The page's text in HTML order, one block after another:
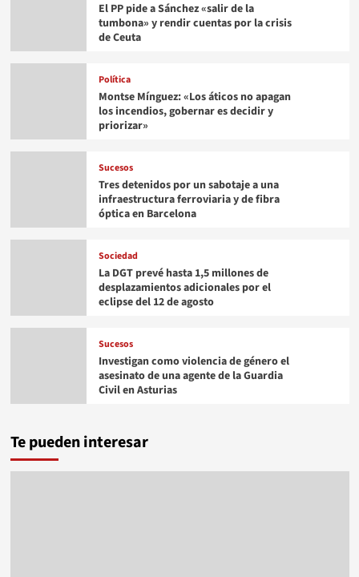
El PP pide a Sánchez «salir de la
tumbona» y rendir cuentas por la crisis
de Ceuta
Política
Montse Mínguez: «Los áticos no apagan
los incendios, gobernar es decidir y
priorizar»
Sucesos
Tres detenidos por un sabotaje a una
infraestructura ferroviaria y de fibra
óptica en Barcelona
Sociedad
La DGT prevé hasta 1,5 millones de
desplazamientos adicionales por el
eclipse del 12 de agosto
Sucesos
Investigan como violencia de género el
asesinato de una agente de la Guardia
Civil en Asturias
Te pueden interesar